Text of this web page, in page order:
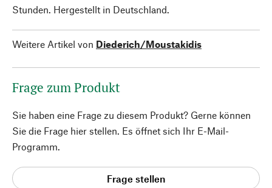
Stunden. Hergestellt in Deutschland.
Weitere Artikel von Diederich/Moustakidis
Frage zum Produkt
Sie haben eine Frage zu diesem Produkt? Gerne können
Sie die Frage hier stellen. Es öffnet sich Ihr E-Mail-
Programm.
Frage stellen